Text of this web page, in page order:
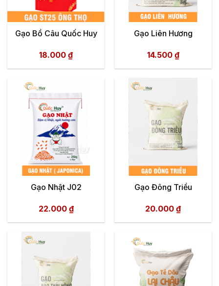
Gạo Bồ Câu Quốc Huy
18.000 ₫
Gạo Liên Hương
14.500 ₫
Gạo Nhật J02
22.000 ₫
Gạo Đông Triều
20.000 ₫